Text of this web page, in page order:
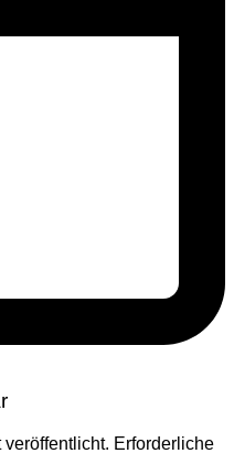
Erforderliche